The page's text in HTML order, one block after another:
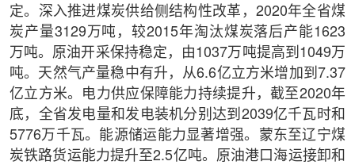
定。深入推进煤炭供给侧结构性改革，2020年全省煤
炭产量3129万吨，较2015年淘汰煤炭落后产能1623
万吨。原油开采保持稳定，由1037万吨提高到1049万
吨。天然气产量稳中有升，从6.6亿立方米增加到7.37
亿立方米。电力供应保障能力持续提升，截至2020年
底，全省发电量和发电装机分别达到2039亿千瓦时和
5776万千瓦。能源储运能力显著增强。蒙东至辽宁煤
炭铁路货运能力提升至2.5亿吨。原油港口海运接卸和